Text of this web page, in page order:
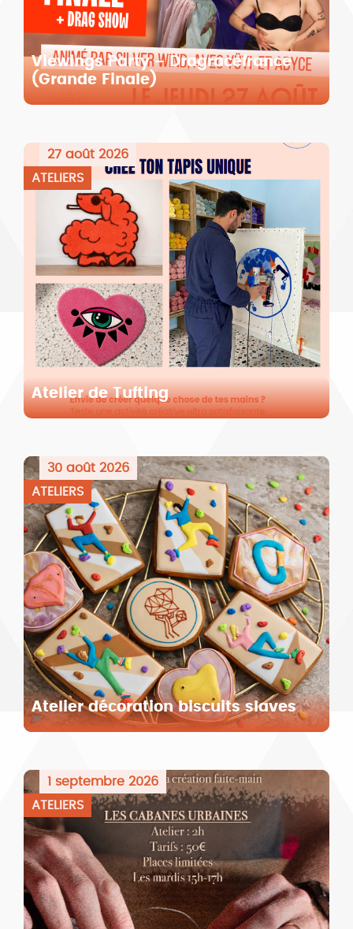
Viewings Party – Dragracefrance
(Grande Finale)
Atelier de Tufting
27 août 2026
ATELIERS
Atelier décoration biscuits slaves
30 août 2026
ATELIERS
1 septembre 2026
ATELIERS